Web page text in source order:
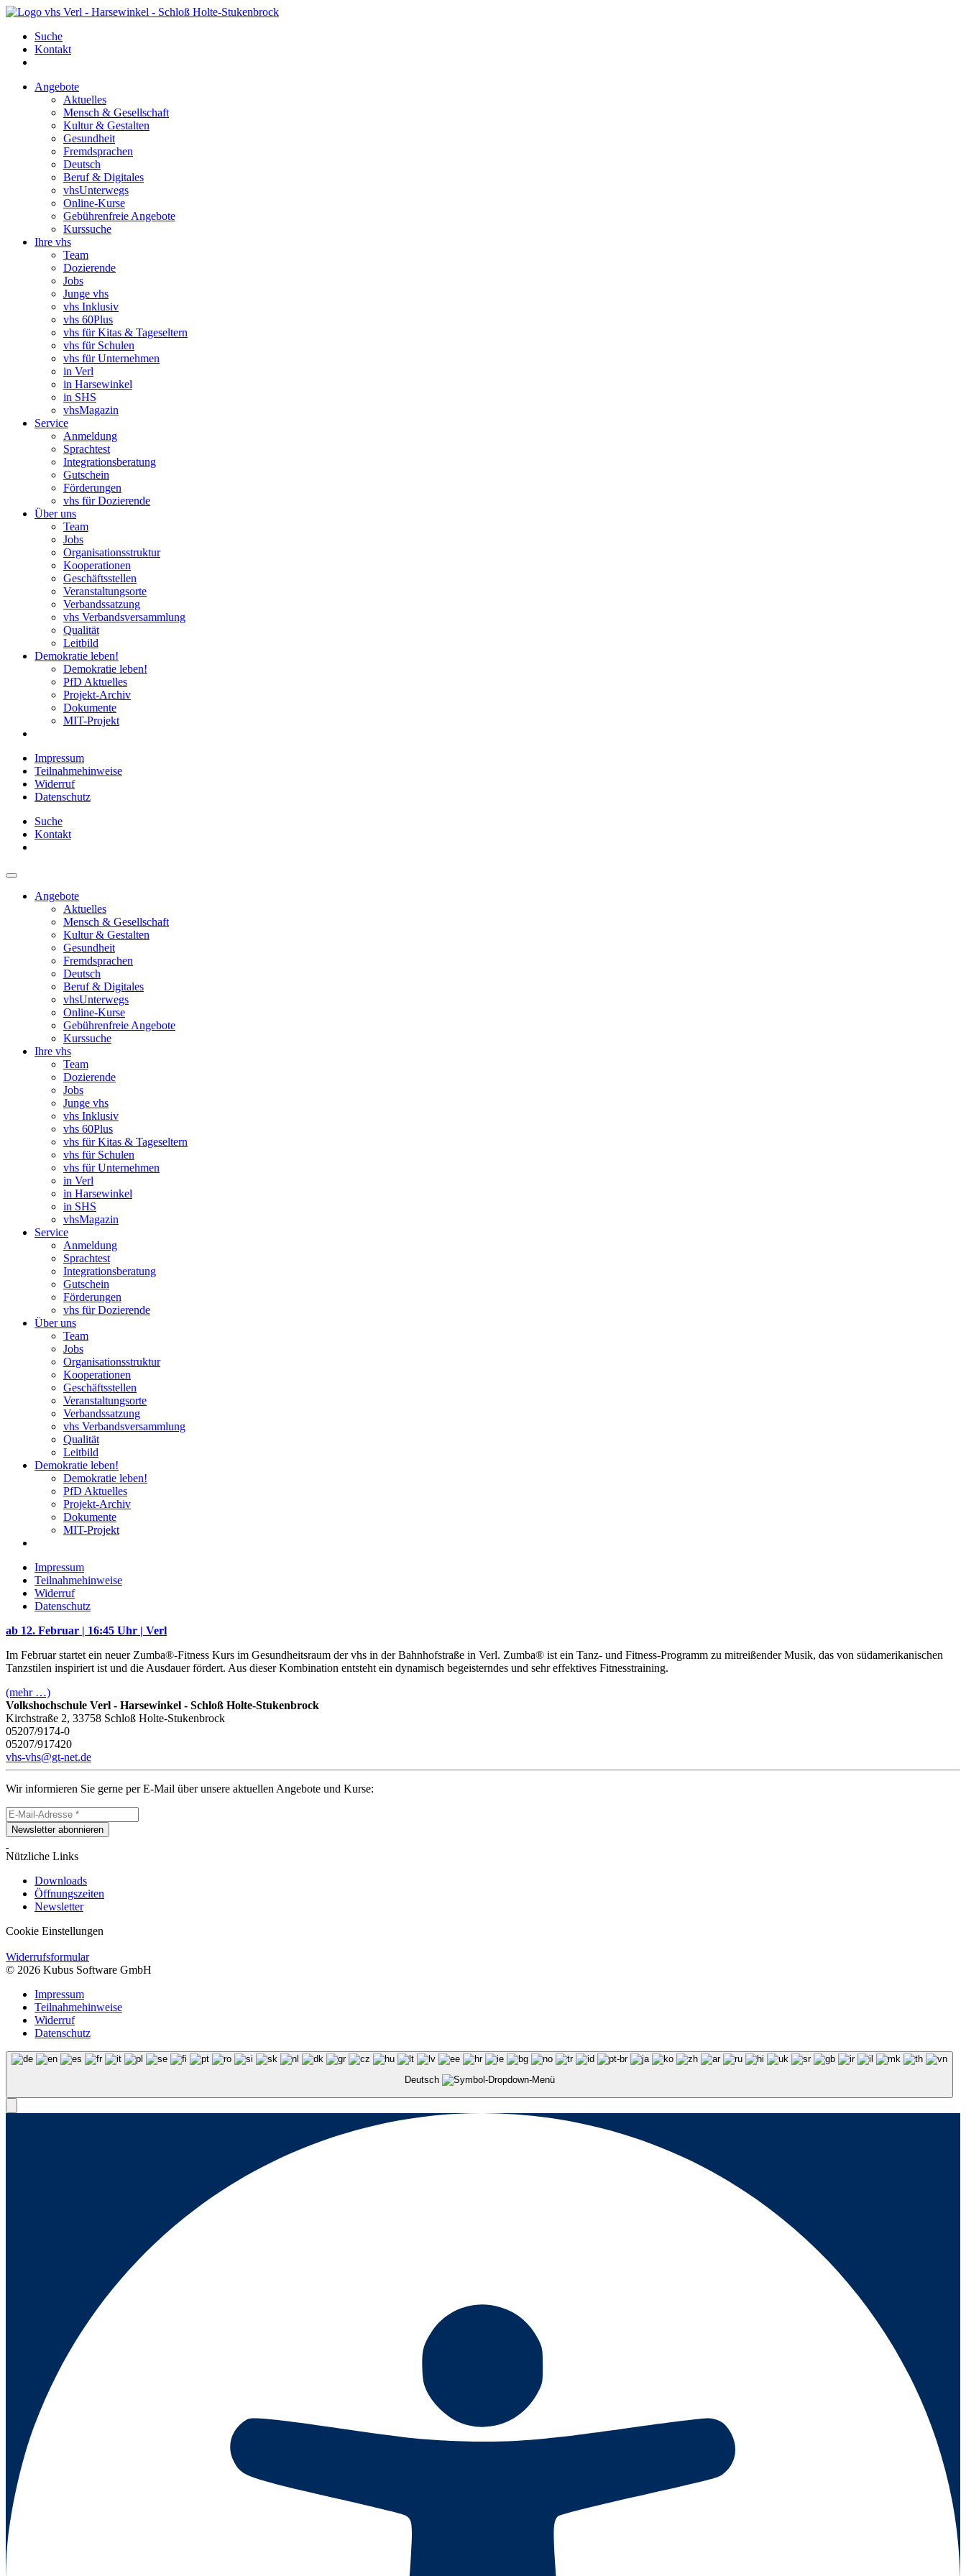
Suche
Kontakt
Angebote
Aktuelles
Mensch & Gesellschaft
Kultur & Gestalten
Gesundheit
Fremdsprachen
Deutsch
Beruf & Digitales
vhsUnterwegs
Online-Kurse
Gebührenfreie Angebote
Kurssuche
Ihre vhs
Team
Dozierende
Jobs
Junge vhs
vhs Inklusiv
vhs 60Plus
vhs für Kitas & Tageseltern
vhs für Schulen
vhs für Unternehmen
in Verl
in Harsewinkel
in SHS
vhsMagazin
Service
Anmeldung
Sprachtest
Integrationsberatung
Gutschein
Förderungen
vhs für Dozierende
Über uns
Team
Jobs
Organisationsstruktur
Kooperationen
Geschäftsstellen
Veranstaltungsorte
Verbandssatzung
vhs Verbandsversammlung
Qualität
Leitbild
Demokratie leben!
Demokratie leben!
PfD Aktuelles
Projekt-Archiv
Dokumente
MIT-Projekt
Impressum
Teilnahmehinweise
Widerruf
Datenschutz
Suche
Kontakt
Angebote
Aktuelles
Mensch & Gesellschaft
Kultur & Gestalten
Gesundheit
Fremdsprachen
Deutsch
Beruf & Digitales
vhsUnterwegs
Online-Kurse
Gebührenfreie Angebote
Kurssuche
Ihre vhs
Team
Dozierende
Jobs
Junge vhs
vhs Inklusiv
vhs 60Plus
vhs für Kitas & Tageseltern
vhs für Schulen
vhs für Unternehmen
in Verl
in Harsewinkel
in SHS
vhsMagazin
Service
Anmeldung
Sprachtest
Integrationsberatung
Gutschein
Förderungen
vhs für Dozierende
Über uns
Team
Jobs
Organisationsstruktur
Kooperationen
Geschäftsstellen
Veranstaltungsorte
Verbandssatzung
vhs Verbandsversammlung
Qualität
Leitbild
Demokratie leben!
Demokratie leben!
PfD Aktuelles
Projekt-Archiv
Dokumente
MIT-Projekt
Impressum
Teilnahmehinweise
Widerruf
Datenschutz
ab 12. Februar | 16:45 Uhr | Verl
Im Februar startet ein neuer Zumba®-Fitness Kurs im Gesundheitsraum der vhs in der Bahnhofstraße in Verl. Zumba® ist ein Tanz- und Fitness-Programm zu mitreißender Musik, das von südamerikanischen
Tanzstilen inspiriert ist und die Ausdauer fördert. Aus dieser Kombination entsteht ein dynamisch begeisterndes und sehr effektives Fitnesstraining.
(mehr …)
Volkshochschule Verl - Harsewinkel - Schloß Holte-Stukenbrock
Kirchstraße 2, 33758 Schloß Holte-Stukenbrock
05207/9174-0
05207/917420
vhs-vhs@gt-net.de
Wir informieren Sie gerne per E-Mail über unsere aktuellen Angebote und Kurse:
Newsletter abonnieren
Nützliche Links
Downloads
Öffnungszeiten
Newsletter
Cookie Einstellungen
Widerrufsformular
© 2026 Kubus Software GmbH
Impressum
Teilnahmehinweise
Widerruf
Datenschutz
Deutsch